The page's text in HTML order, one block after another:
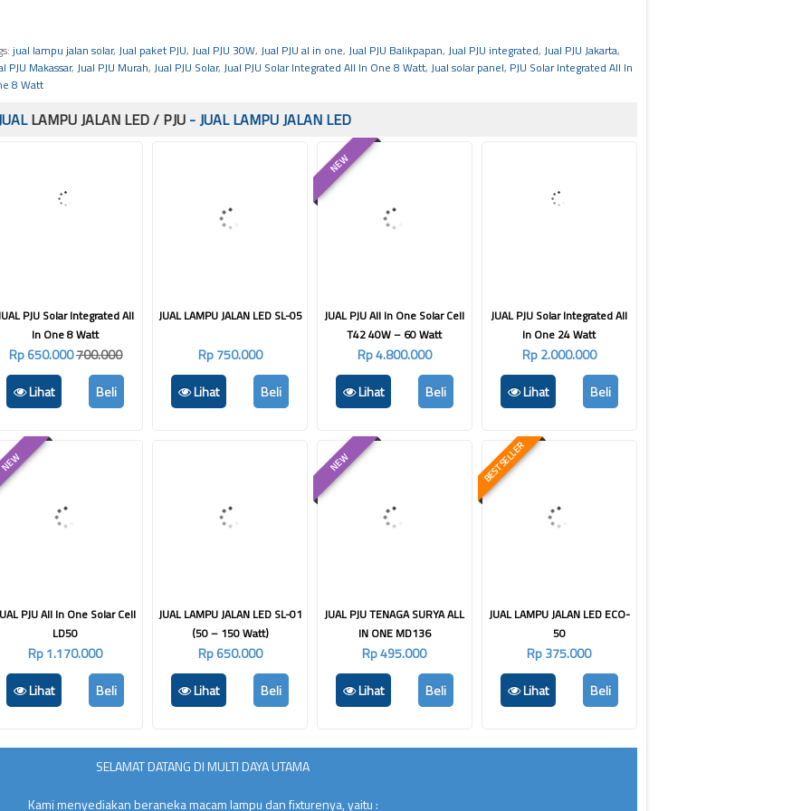
jual lampu jalan solar, Jual paket PJU, Jual PJU 30W, Jual PJU al in one, Jual PJU Balikpapan, Jual PJU integrated, Jual PJU Jakarta,
PJU Makassar, Jual PJU Murah, Jual PJU Solar, Jual PJU Solar Integrated All In One 8 Watt, Jual solar panel, PJU Solar Integrated All In
8 Watt
LAMPU JALAN LED / PJU- JUAL LAMPU JALAN LED
PJU Solar Integrated All
In One 8 Watt
Rp 650.000700.000
Lihat
Beli
JUAL LAMPU JALAN LED SL-05
Rp 750.000
Lihat
Beli
NEW
JUAL PJU All In One Solar Cell
T42 40W – 60 Watt
Rp 4.800.000
Lihat
Beli
JUAL PJU Solar Integrated All
In One 24 Watt
Rp 2.000.000
Lihat
Beli
PJU All In One Solar Cell
LD50
Rp 1.170.000
Lihat
Beli
JUAL LAMPU JALAN LED SL-01
(50 – 150 Watt)
Rp 650.000
Lihat
Beli
NEW
JUAL PJU TENAGA SURYA ALL
IN ONE MD136
Rp 495.000
Lihat
Beli
BEST SELLER
JUAL LAMPU JALAN LED ECO-
50
Rp 375.000
Lihat
Beli
SELAMAT DATANG DI MULTI DAYA UTAMA
Kami menyediakan beraneka macam lampu dan fixturenya, yaitu :